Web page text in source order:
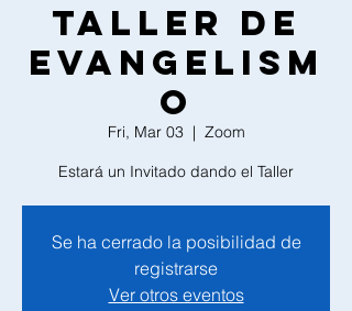
Taller de
Evangelism
o
Fri, Mar 03
  |
Zoom
Estará un Invitado dando el Taller
Se ha cerrado la posibilidad de
registrarse
Ver otros eventos